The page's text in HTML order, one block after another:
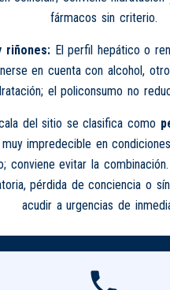
fármacos sin criterio.
riñones: El perfil hepático o
en cuenta con alcohol,
el policonsumo no
del sitio se clasifica como
impredecible en
conviene evitar la
pérdida de conciencia o
acudir a urgencias de